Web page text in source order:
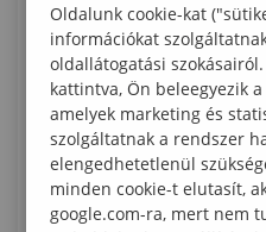
KAPCSOLÓDÓ
„A gyermekben rejlik
pedagógiában a
Láthatatlan minták,
plenáris előadás az
Oldalunk cookie-kat
információkat
oldallátogatási
kattintva, Ön beleegyezik
amelyek marketing és
szolgáltatnak a rendszer
elengedhetetlenül
minden cookie-t elutasít,
google.com-ra, mert nem